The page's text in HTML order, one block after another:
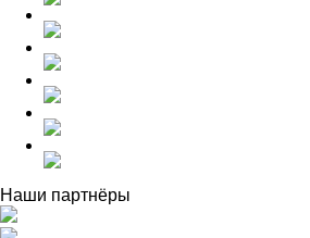
Наши партнёры